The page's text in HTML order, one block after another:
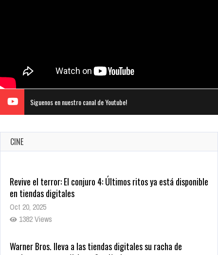
Siguenos en nuestro canal de Youtube!
CINE
Revive el terror: El conjuro 4: Últimos ritos ya está disponible
Oct 20, 2025
1382 Views
Warner Bros. lleva a las tiendas digitales su racha de
Oct 17, 2025